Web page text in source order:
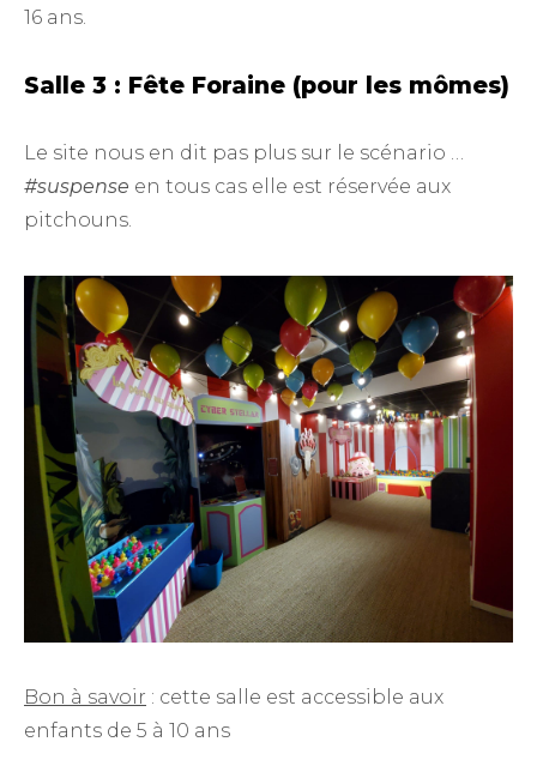
16 ans.
Salle 3 : Fête Foraine (pour les mômes)
Le site nous en dit pas plus sur le scénario …
#suspense en tous cas elle est réservée aux
pitchouns.
Bon à savoir : cette salle est accessible aux
enfants de 5 à 10 ans